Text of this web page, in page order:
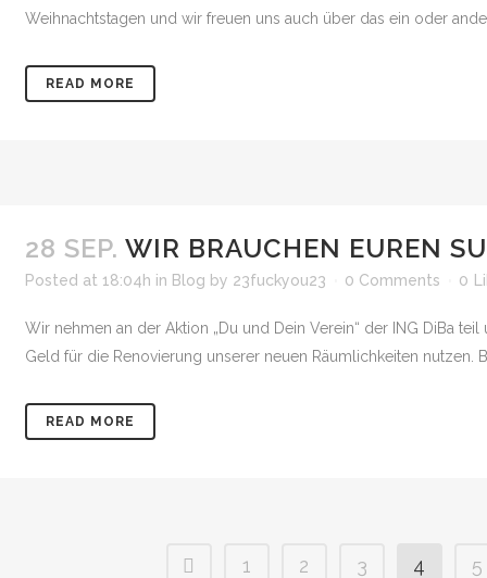
Weihnachtstagen und wir freuen uns auch über das ein oder
READ MORE
28 SEP. WIR BRAUCHEN EUREN
Posted at 18:04h in Blog by 23fuckyou23 0 Comments 0
Wir nehmen an der Aktion „Du und Dein Verein“ der ING DiBa
Geld für die Renovierung unserer neuen Räumlichkeiten
READ MORE
1 2 3 4 5